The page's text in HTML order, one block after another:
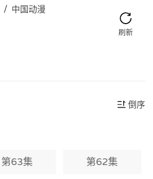
刷新
/ 中国动漫
倒序
第63集 第62集